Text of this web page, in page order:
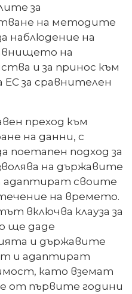
за
на методите
наблюдение на
на
и за принос към
за сравнителен
преход към
на данни, с
поетапен подход за
на държавите
адаптират своите
на времето.
включва клауза за
ще даде
и държавите
и адаптират
като вземат
от първите години